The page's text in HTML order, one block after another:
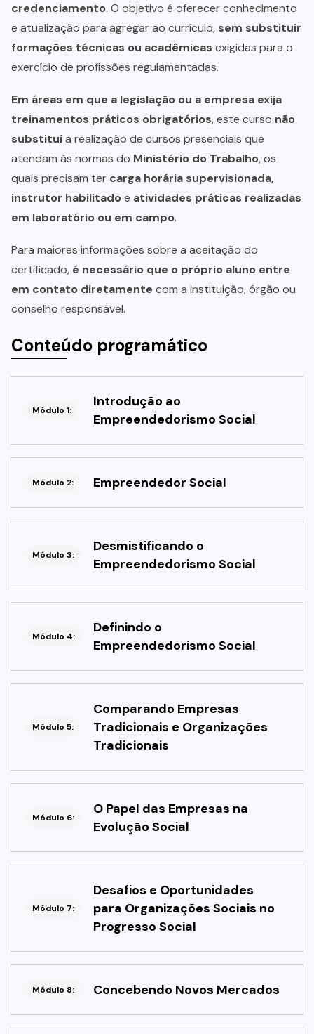
credenciamento. O objetivo é oferecer conhecimento
e atualização para agregar ao currículo, sem substituir
formações técnicas ou acadêmicas exigidas para o
exercício de profissões regulamentadas.
Em áreas em que a legislação ou a empresa exija
treinamentos práticos obrigatórios, este curso não
substituia realização de cursos presenciais que
atendam às normas do Ministério do Trabalho, os
quais precisam ter carga horária supervisionada,
instrutor habilitadoe atividades práticas realizadas
em laboratório ou em campo.
Para maiores informações sobre a aceitação do
certificado, é necessário que o próprio aluno entre
em contato diretamente com a instituição, órgão ou
conselho responsável.
Conteúdo programático
Módulo 1:
Introdução ao
Empreendedorismo Social
Módulo 2: Empreendedor Social
Módulo 3:
Desmistificando o
Empreendedorismo Social
Módulo 4:
Definindo o
Empreendedorismo Social
Módulo 5:
Comparando Empresas
Tradicionais e Organizações
Tradicionais
Módulo 6:
O Papel das Empresas na
Evolução Social
Módulo 7:
Desafios e Oportunidades
para Organizações Sociais no
Progresso Social
Módulo 8: Concebendo Novos Mercados